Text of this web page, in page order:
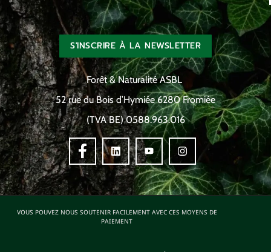
S'INSCRIRE À LA NEWSLETTER
Forêt & Naturalité ASBL
52 rue du Bois d’Hymiée 6280 Fromiée
(TVA BE) 0588.963.016
VOUS POUVEZ NOUS SOUTENIR FACILEMENT AVEC CES MOYENS DE
PAIEMENT